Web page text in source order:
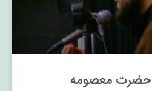
معصومه